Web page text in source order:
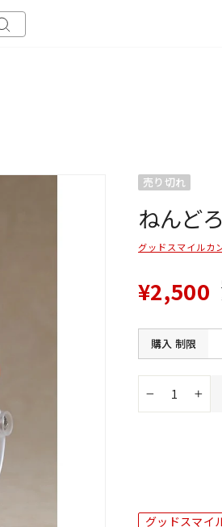
キ
売り切れ
ねんど
グッドスマイルカ
¥2,500
購入 制限
+
グッドスマイ